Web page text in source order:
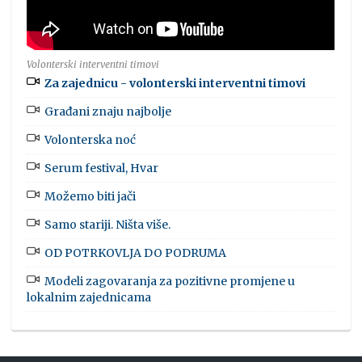
Volonterski interventni timovi
Za zajednicu - volonterski interventni timovi
Građani znaju najbolje
Volonterska noć
Serum festival, Hvar
Možemo biti jači
Samo stariji. Ništa više.
OD POTRKOVLJA DO PODRUMA
Modeli zagovaranja za pozitivne promjene u
lokalnim zajednicama